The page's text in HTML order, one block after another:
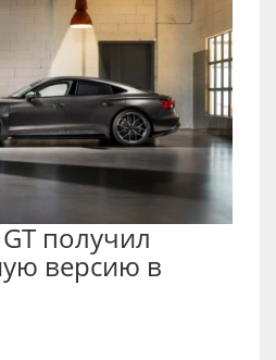
получил
версию в